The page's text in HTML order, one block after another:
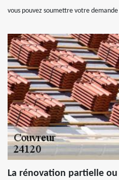
vous pouvez soumettre votre
La rénovation partielle